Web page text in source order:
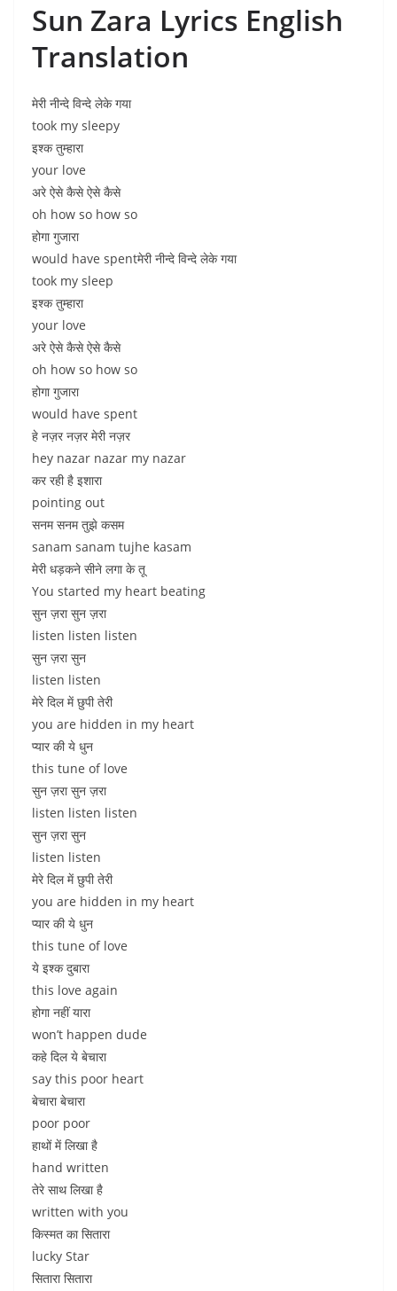
Sun Zara Lyrics English
Translation
मेरी नीन्दे विन्दे लेके गया
took my sleepy
इश्क तुम्हारा
your love
अरे ऐसे कैसे ऐसे कैसे
oh how so how so
होगा गुजारा
would have spentमेरी नीन्दे विन्दे लेके गया
took my sleep
इश्क तुम्हारा
your love
अरे ऐसे कैसे ऐसे कैसे
oh how so how so
होगा गुजारा
would have spent
हे नज़र नज़र मेरी नज़र
hey nazar nazar my nazar
कर रही है इशारा
pointing out
सनम सनम तुझे कसम
sanam sanam tujhe kasam
मेरी धड़कने सीने लगा के तू
You started my heart beating
सुन ज़रा सुन ज़रा
listen listen listen
सुन ज़रा सुन
listen listen
मेरे दिल में छुपी तेरी
you are hidden in my heart
प्यार की ये धुन
this tune of love
सुन ज़रा सुन ज़रा
listen listen listen
सुन ज़रा सुन
listen listen
मेरे दिल में छुपी तेरी
you are hidden in my heart
प्यार की ये धुन
this tune of love
ये इश्क दुबारा
this love again
होगा नहीं यारा
won’t happen dude
कहे दिल ये बेचारा
say this poor heart
बेचारा बेचारा
poor poor
हाथों में लिखा है
hand written
तेरे साथ लिखा है
written with you
किस्मत का सितारा
lucky Star
सितारा सितारा